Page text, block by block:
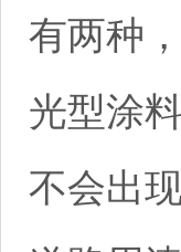
有两种
光型涂
不会出